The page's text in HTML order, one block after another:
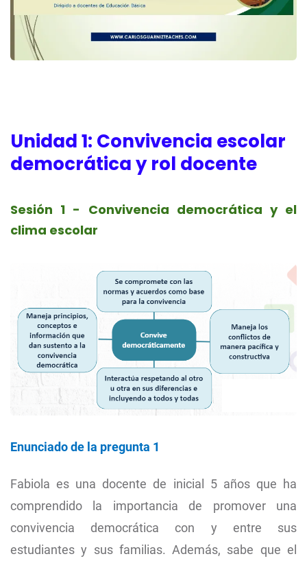
Unidad 1: Convivencia escolar
democrática y rol docente
Sesión 1 - Convivencia democrática y el
clima escolar
Enunciado de la pregunta 1
Fabiola es una docente de inicial 5 años que ha
comprendido la importancia de promover una
convivencia democrática con y entre sus
estudiantes y sus familias. Además, sabe que el